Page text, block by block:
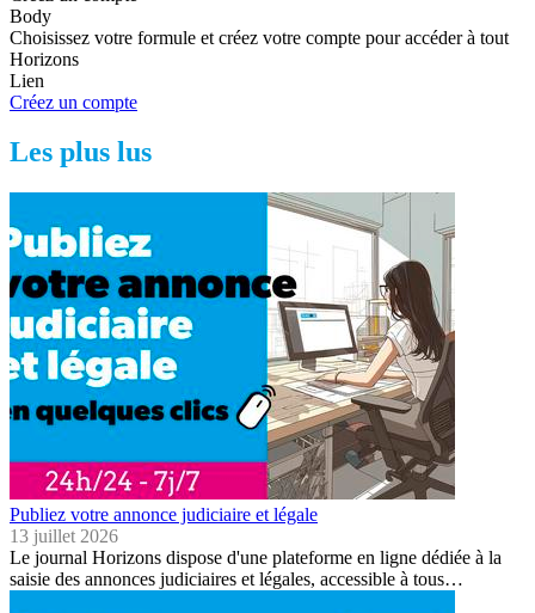
Body
Choisissez votre formule et créez votre compte pour accéder à tout
Horizons
Lien
Créez un compte
Les plus lus
Publiez votre annonce judiciaire et légale
13 juillet 2026
Le journal Horizons dispose d'une plateforme en ligne dédiée à la
saisie des annonces judiciaires et légales, accessible à tous…